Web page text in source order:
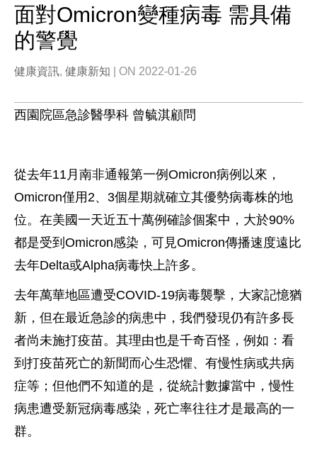
面對Omicron變種病毒 需具備
的警覺
健康資訊, 健康新知 | ON 2022-01-26
西園院區急診醫學科 曾毓淇顧問
從去年11月南非通報第一例Omicron病例以來，
Omicron僅用2、3個星期就確立其優勢病毒株的地
位。在美國一天近五十萬例確診個案中，大於90%
都是受到Omicron感染，可見Omicron傳播速度遠比
去年Delta或Alpha病毒快上許多。
去年萬華地區遭受COVID-19病毒襲擊，大家記憶猶
新，但在最近急診的病患中，我們發現仍有許多長
者尚未施打疫苗。其理由也是千奇百怪，例如：看
到打疫苗死亡的新聞而心生恐懼、有慢性病或共病
症等；但他們不知道的是，從統計數據當中，慢性
病患遭受新冠病毒感染，死亡率往往才是最高的一
群。